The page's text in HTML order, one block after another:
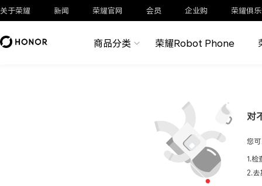
关于荣耀 新闻 荣耀官网 会员 企业购 荣耀俱
商品分类 荣耀Robot Phone
对
您
1.检
2.去